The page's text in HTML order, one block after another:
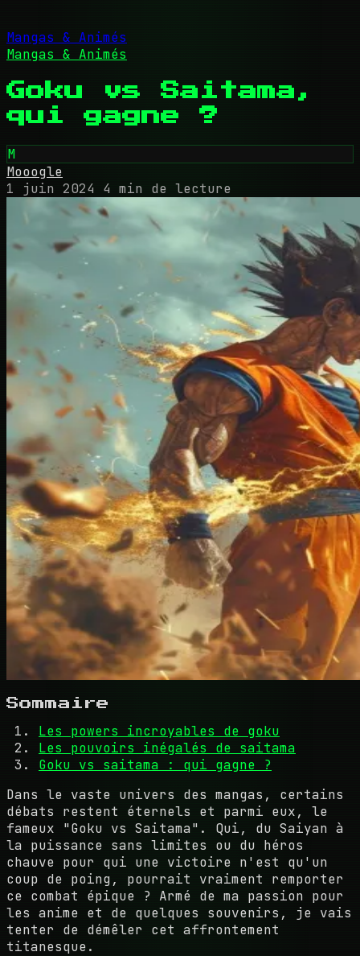
Mangas & Animés
Mangas & Animés
Goku vs Saitama,
qui gagne ?
M
Mooogle
1 juin 2024 4 min de lecture
Sommaire
Les powers incroyables de goku
Les pouvoirs inégalés de saitama
Goku vs saitama : qui gagne ?
Dans le vaste univers des mangas, certains
débats restent éternels et parmi eux, le
fameux "Goku vs Saitama". Qui, du Saiyan à
la puissance sans limites ou du héros
chauve pour qui une victoire n'est qu'un
coup de poing, pourrait vraiment remporter
ce combat épique ? Armé de ma passion pour
les anime et de quelques souvenirs, je vais
tenter de démêler cet affrontement
titanesque.